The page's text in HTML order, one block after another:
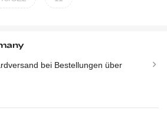
bei Bestellungen über